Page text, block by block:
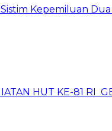
Kepemiluan
HUT KE-81 RI